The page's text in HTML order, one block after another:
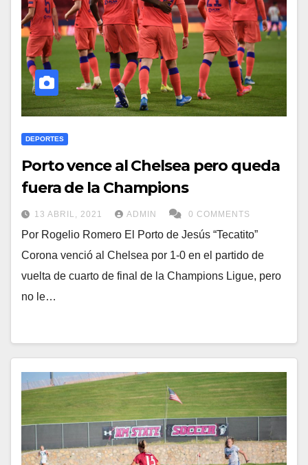
DEPORTES
Porto vence al Chelsea pero queda
fuera de la Champions
13 ABRIL, 2021 ADMIN 0 COMMENTS
Por Rogelio Romero El Porto de Jesús “Tecatito”
Corona venció al Chelsea por 1-0 en el partido de
vuelta de cuarto de final de la Champions Ligue, pero
no le…